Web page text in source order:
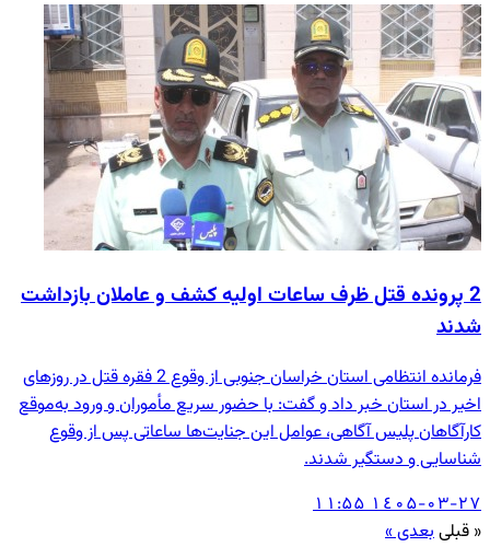
2 پرونده قتل ظرف ساعات اولیه کشف و عاملان بازداشت
شدند
فرمانده انتظامی استان خراسان جنوبی از وقوع 2 فقره قتل در روزهای
اخیر در استان خبر داد و گفت: با حضور سریع مأموران و ورود به‌موقع
کارآگاهان پلیس آگاهی، عوامل این جنایت‌ها ساعاتی پس از وقوع
شناسایی و دستگیر شدند.
۱٤۰۵-۰۳-۲۷ ۱۱:۵۵
« قبلیبعدی »